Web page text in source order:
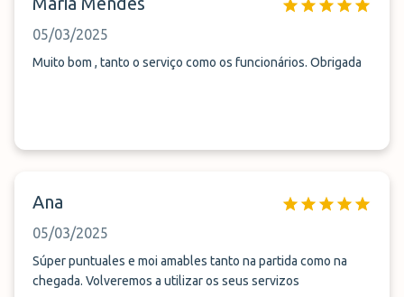
05/03/2025
Muito bom , tanto o serviço como os funcionários. Obrigada
Ana
05/03/2025
Súper puntuales e moi amables tanto na partida como na
chegada. Volveremos a utilizar os seus servizos